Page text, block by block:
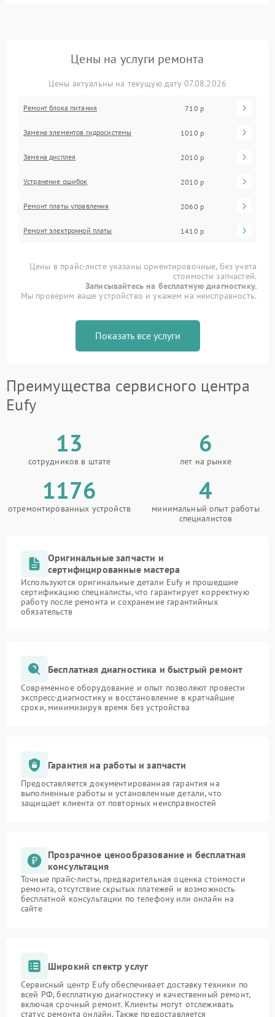
Цены на услуги ремонта
Цены актуальны на текущую дату 07.08.2026
Ремонт блока питания 710 р
Замена элементов гидросистемы 1010 р
Замена дисплея 2010 р
Устранение ошибок 2010 р
Ремонт платы управления 2060 р
Ремонт электронной платы 1410 р
Цены в прайс-листе указаны ориентировочные, без учета
стоимости запчастей.
Записывайтесь на бесплатную диагностику.
Мы проверим ваше устройство и укажем на неисправность.
Показать все услуги
Преимущества сервисного центра
Eufy
13
сотрудников в штате
6
лет на рынке
1176
отремонтированных устройств
4
минимальный опыт работы
специалистов
Оригинальные запчасти и
сертифицированные мастера
Используются оригинальные детали Eufy и прошедшие
сертификацию специалисты, что гарантирует корректную
работу после ремонта и сохранение гарантийных
обязательств
Бесплатная диагностика и быстрый ремонт
Современное оборудование и опыт позволяют провести
экспресс-диагностику и восстановление в кратчайшие
сроки, минимизируя время без устройства
Гарантия на работы и запчасти
Предоставляется документированная гарантия на
выполненные работы и установленные детали, что
защищает клиента от повторных неисправностей
Прозрачное ценообразование и бесплатная
консультация
Точные прайс-листы, предварительная оценка стоимости
ремонта, отсутствие скрытых платежей и возможность
бесплатной консультации по телефону или онлайн на
сайте
Широкий спектр услуг
Сервисный центр Eufy обеспечивает доставку техники по
всей РФ, бесплатную диагностику и качественный ремонт,
включая срочный ремонт. Клиенты могут отслеживать
статус ремонта онлайн. Также предоставляется